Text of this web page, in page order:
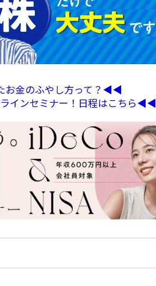
お金のふやし方って？◀︎◀︎
インセミナー！日程はこちら◀︎◀︎